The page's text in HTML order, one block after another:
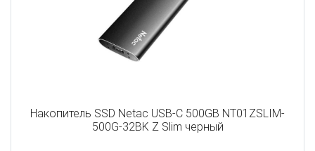
Накопитель SSD Netac USB-C 500GB NT01ZSLIM-
500G-32BK Z Slim черный